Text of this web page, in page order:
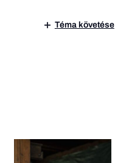
Téma követése